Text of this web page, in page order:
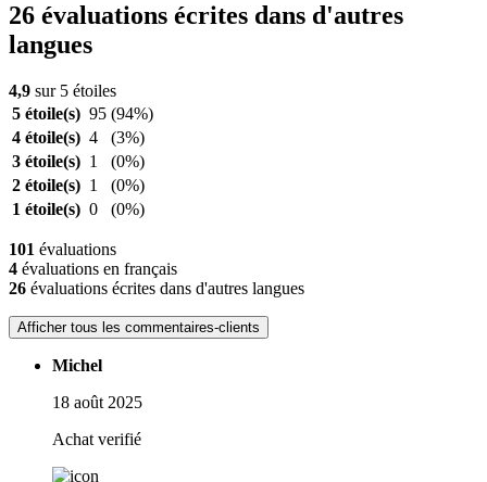
26 évaluations écrites dans d'autres
langues
4,9 sur 5 étoiles
5 étoile(s) 95 (94%)
4 étoile(s) 4
(3%)
3 étoile(s) 1
(0%)
2 étoile(s) 1
(0%)
1 étoile(s) 0 (0%)
101 évaluations
4 évaluations en français
26 évaluations écrites dans d'autres langues
Afficher tous les commentaires-clients
Michel
18 août 2025
Achat verifié